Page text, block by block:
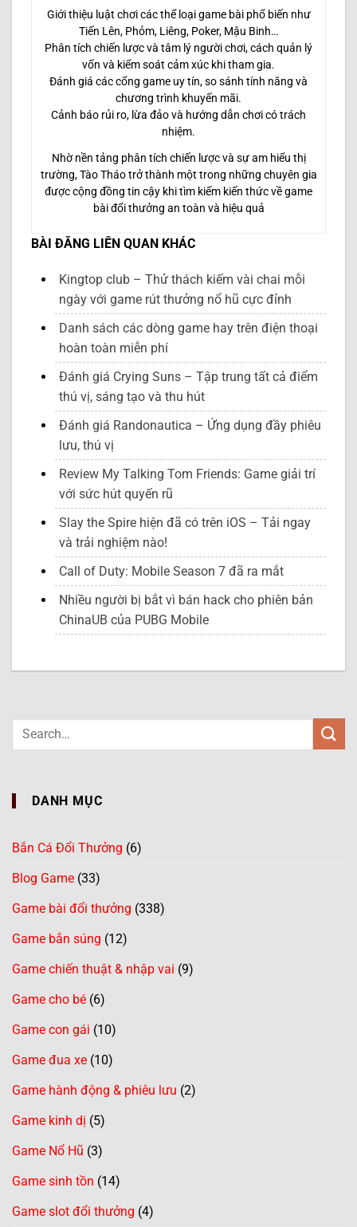
Giới thiệu luật chơi các thể loại game bài phổ biến như
Tiến Lên, Phỏm, Liêng, Poker, Mậu Binh…
Phân tích chiến lược và tâm lý người chơi, cách quản lý
vốn và kiểm soát cảm xúc khi tham gia.
Đánh giá các cổng game uy tín, so sánh tính năng và
chương trình khuyến mãi.
Cảnh báo rủi ro, lừa đảo và hướng dẫn chơi có trách
nhiệm.
Nhờ nền tảng phân tích chiến lược và sự am hiểu thị
trường, Tào Tháo trở thành một trong những chuyên gia
được cộng đồng tin cậy khi tìm kiếm kiến thức về game
bài đổi thưởng an toàn và hiệu quả
BÀI ĐĂNG LIÊN QUAN KHÁC
Kingtop club – Thử thách kiếm vài chai mỗi
ngày với game rút thưởng nổ hũ cực đỉnh
Danh sách các dòng game hay trên điện thoại
hoàn toàn miễn phí
Đánh giá Crying Suns – Tập trung tất cả điểm
thú vị, sáng tạo và thu hút
Đánh giá Randonautica – Ứng dụng đầy phiêu
lưu, thú vị
Review My Talking Tom Friends: Game giải trí
với sức hút quyến rũ
Slay the Spire hiện đã có trên iOS – Tải ngay
và trải nghiệm nào!
Call of Duty: Mobile Season 7 đã ra mắt
Nhiều người bị bắt vì bán hack cho phiên bản
ChinaUB của PUBG Mobile
DANH MỤC
Bắn Cá Đổi Thưởng (6)
Blog Game (33)
Game bài đổi thưởng (338)
Game bắn súng (12)
Game chiến thuật & nhập vai (9)
Game cho bé (6)
Game con gái (10)
Game đua xe (10)
Game hành động & phiêu lưu (2)
Game kinh dị (5)
Game Nổ Hũ (3)
Game sinh tồn (14)
Game slot đổi thưởng (4)